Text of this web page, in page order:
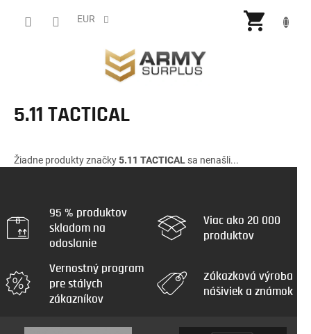
EUR
5.11 TACTICAL
Žiadne produkty značky5.11 TACTICAL sa nenašli...
95 % produktov
skladom na
odoslanie
Viac ako 20 000
produktov
Vernostný program
pre stálych
zákazníkov
Zákazková výroba
nášiviek a známok